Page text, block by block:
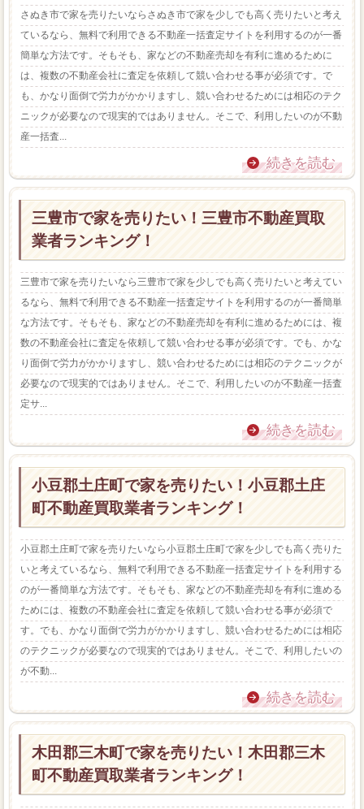
さぬき市で家を売りたいならさぬき市で家を少しでも高く売りたいと考え
ているなら、無料で利用できる不動産一括査定サイトを利用するのが一番
簡単な方法です。そもそも、家などの不動産売却を有利に進めるために
は、複数の不動産会社に査定を依頼して競い合わせる事が必須です。で
も、かなり面倒で労力がかかりますし、競い合わせるためには相応のテク
ニックが必要なので現実的ではありません。そこで、利用したいのが不動
産一括査...
続きを読む
三豊市で家を売りたい！三豊市不動産買取
業者ランキング！
三豊市で家を売りたいなら三豊市で家を少しでも高く売りたいと考えてい
るなら、無料で利用できる不動産一括査定サイトを利用するのが一番簡単
な方法です。そもそも、家などの不動産売却を有利に進めるためには、複
数の不動産会社に査定を依頼して競い合わせる事が必須です。でも、かな
り面倒で労力がかかりますし、競い合わせるためには相応のテクニックが
必要なので現実的ではありません。そこで、利用したいのが不動産一括査
定サ...
続きを読む
小豆郡土庄町で家を売りたい！小豆郡土庄
町不動産買取業者ランキング！
小豆郡土庄町で家を売りたいなら小豆郡土庄町で家を少しでも高く売りた
いと考えているなら、無料で利用できる不動産一括査定サイトを利用する
のが一番簡単な方法です。そもそも、家などの不動産売却を有利に進める
ためには、複数の不動産会社に査定を依頼して競い合わせる事が必須で
す。でも、かなり面倒で労力がかかりますし、競い合わせるためには相応
のテクニックが必要なので現実的ではありません。そこで、利用したいの
が不動...
続きを読む
木田郡三木町で家を売りたい！木田郡三木
町不動産買取業者ランキング！